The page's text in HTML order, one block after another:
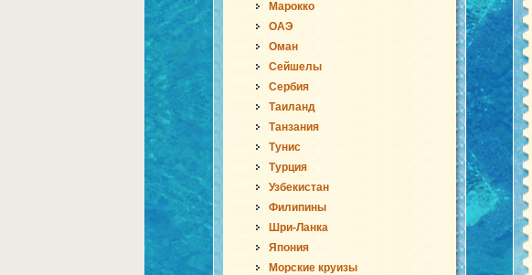
Марокко
ОАЭ
Оман
Сейшелы
Сербия
Таиланд
Танзания
Тунис
Турция
Узбекистан
Филипины
Шри-Ланка
Япония
Морские круизы